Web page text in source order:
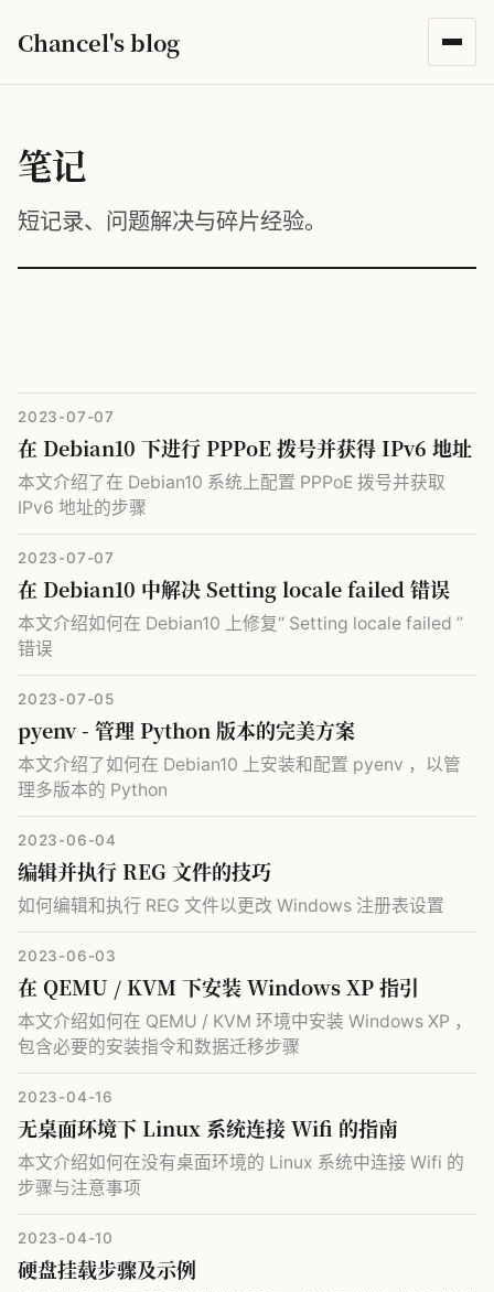
Chancel's blog
笔记
短记录、问题解决与碎片经验。
2023-07-07
在 Debian10 下进行 PPPoE 拨号并获得 IPv6 地址
本文介绍了在 Debian10 系统上配置 PPPoE 拨号并获取
IPv6 地址的步骤
2023-07-07
在 Debian10 中解决 Setting locale failed 错误
本文介绍如何在 Debian10 上修复“ Setting locale failed ”
错误
2023-07-05
pyenv - 管理 Python 版本的完美方案
本文介绍了如何在 Debian10 上安装和配置 pyenv ，以管
理多版本的 Python
2023-06-04
编辑并执行 REG 文件的技巧
如何编辑和执行 REG 文件以更改 Windows 注册表设置
2023-06-03
在 QEMU / KVM 下安装 Windows XP 指引
本文介绍如何在 QEMU / KVM 环境中安装 Windows XP ，
包含必要的安装指令和数据迁移步骤
2023-04-16
无桌面环境下 Linux 系统连接 Wifi 的指南
本文介绍如何在没有桌面环境的 Linux 系统中连接 Wifi 的
步骤与注意事项
2023-04-10
硬盘挂载步骤及示例